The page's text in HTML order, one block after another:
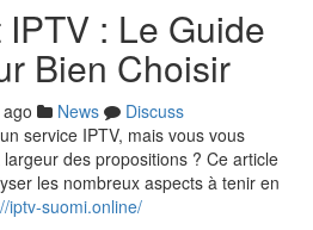
: Le Guide
Bien Choisir
News
Discuss
service IPTV, mais vous vous
des propositions ? Ce article
les nombreux aspects à tenir en
iptv-suomi.online/